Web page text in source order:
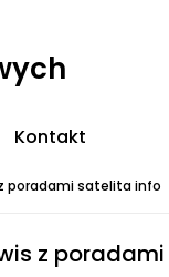
Kontakt
poradami satelita info
z